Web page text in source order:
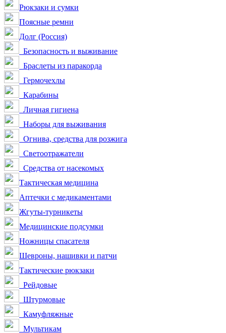
Рюкзаки и сумки
Поясные ремни
Долг (Россия)
Безопасность и выживание
Браслеты из паракорда
Гермочехлы
Карабины
Личная гигиена
Наборы для выживания
Огнива, средства для розжига
Светоотражатели
Средства от насекомых
Тактическая медицина
Аптечки с медикаментами
Жгуты-турникеты
Медицинские подсумки
Ножницы спасателя
Шевроны, нашивки и патчи
Тактические рюкзаки
Рейдовые
Штурмовые
Камуфляжные
Мультикам